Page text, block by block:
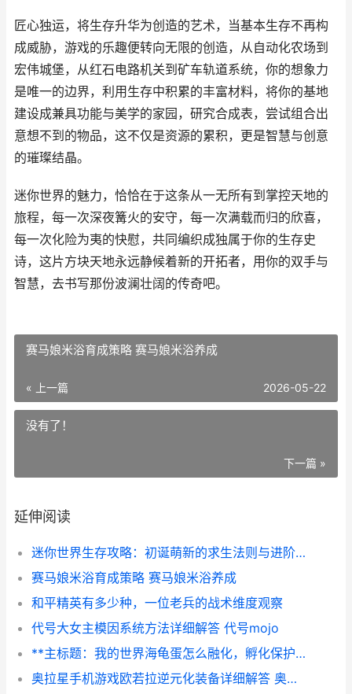
匠心独运，将生存升华为创造的艺术，当基本生存不再构
成威胁，游戏的乐趣便转向无限的创造，从自动化农场到
宏伟城堡，从红石电路机关到矿车轨道系统，你的想象力
是唯一的边界，利用生存中积累的丰富材料，将你的基地
建设成兼具功能与美学的家园，研究合成表，尝试组合出
意想不到的物品，这不仅是资源的累积，更是智慧与创意
的璀璨结晶。
迷你世界的魅力，恰恰在于这条从一无所有到掌控天地的
旅程，每一次深夜篝火的安守，每一次满载而归的欣喜，
每一次化险为夷的快慰，共同编织成独属于你的生存史
诗，这片方块天地永远静候着新的开拓者，用你的双手与
智慧，去书写那份波澜壮阔的传奇吧。
赛马娘米浴育成策略 赛马娘米浴养成
« 上一篇 2026-05-22
没有了！
下一篇 »
延伸阅读
迷你世界生存攻略：初诞萌新的求生法则与进阶大师的制霸宝典
赛马娘米浴育成策略 赛马娘米浴养成
和平精英有多少种，一位老兵的战术维度观察
代号大女主模因系统方法详细解答 代号mojo
**主标题：我的世界海龟蛋怎么融化，孵化保护全解析**
奥拉星手机游戏欧若拉逆元化装备详细解答 奥拉星手游官网天梯互娱